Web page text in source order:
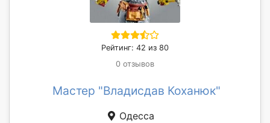
Рейтинг: 42 из 80
0 отзывов
Мастер "Владисдав Коханюк"
Одесса